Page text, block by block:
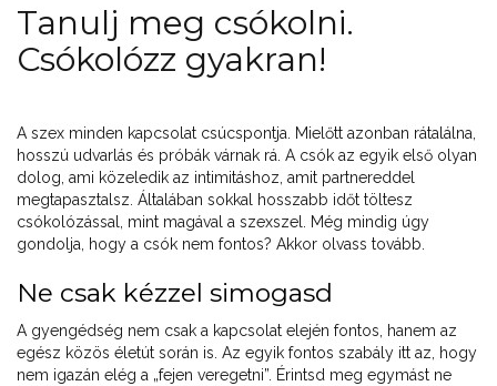
Tanulj meg csókolni.
Csókolózz gyakran!
A szex minden kapcsolat csúcspontja. Mielőtt azonban rátalálna,
hosszú udvarlás és próbák várnak rá. A csók az egyik első olyan
dolog, ami közeledik az intimitáshoz, amit partnereddel
megtapasztalsz. Általában sokkal hosszabb időt töltesz
csókolózással, mint magával a szexszel. Még mindig úgy
gondolja, hogy a csók nem fontos? Akkor olvass tovább.
Ne csak kézzel simogasd
A gyengédség nem csak a kapcsolat elején fontos, hanem az
egész közös életút során is. Az egyik fontos szabály itt az, hogy
nem igazán elég a „fejen veregetni”. Érintsd meg egymást ne